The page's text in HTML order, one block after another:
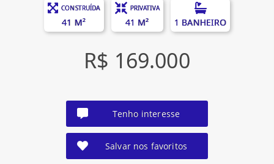
CONSTRUÍDA
41 M²
PRIVATIVA
41 M² 1 BANHEIRO
R$ 169.000
Tenho interesse
Salvar nos favoritos